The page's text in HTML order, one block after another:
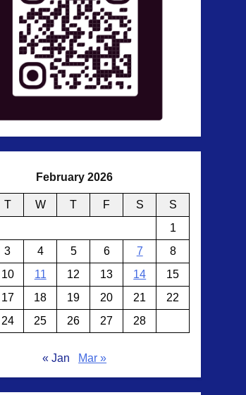
February 2026
T W T F S
S
1
3 4 5 6 7
8
10 11 12 13 14
15
17 18 19 20 21
22
24 25 26 27 28
« Jan Mar »